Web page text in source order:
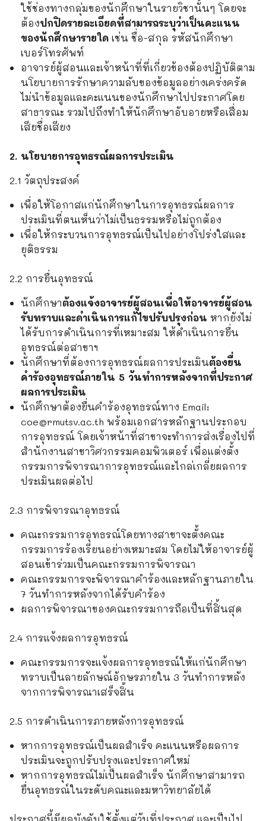
ใช้ช่องทางกลุ่มของนักศึกษาในรายวิชานั้นๆ โดยจะ
ต้องปกปิดรายละเอียดที่สามารถระบุว่าเป็นคะแนน
ของนักศึกษารายใด เช่น ชื่อ-สกุล รหัสนักศึกษา
เบอร์โทรศัพท์
อาจารย์ผู้สอนและเจ้าหน้าที่ที่เกี่ยวข้องต้องปฏิบัติตาม
นโยบายการรักษาความลับของข้อมูลอย่างเคร่งครัด
ไม่นำข้อมูลและคะแนนของนักศึกษาไปประกาศโดย
สาธารณะ รวมไปถึงทำให้นักศึกษาอับอายหรือเสื่อม
เสียชื่อเสียง
2. นโยบายการอุทธรณ์ผลการประเมิน
2.1 วัตถุประสงค์
เพื่อให้โอกาสแก่นักศึกษาในการอุทธรณ์ผลการ
ประเมินที่ตนเห็นว่าไม่เป็นธรรมหรือไม่ถูกต้อง
เพื่อให้กระบวนการอุทธรณ์เป็นไปอย่างโปร่งใสและ
ยุติธรรม
2.2 การยื่นอุทธรณ์
นักศึกษาต้องแจ้งอาจารย์ผู้สอนเพื่อให้อาจารย์ผู้สอน
รับทราบและดำเนินการแก้ไขปรับปรุงก่อน หากยังไม่
ได้รับการดำเนินการที่เหมาะสม ให้ดำเนินการยื่น
อุทธรณ์ต่อสาขาฯ
นักศึกษาที่ต้องการอุทธรณ์ผลการประเมินต้องยื่น
คำร้องอุทธรณ์ภายใน 5 วันทำการหลังจากที่ประกาศ
ผลการประเมิน
นักศึกษาต้องยื่นคำร้องอุทธรณ์ทาง Email:
coe@rmutsv.ac.th พร้อมเอกสารหลักฐานประกอบ
การอุทธรณ์ โดยเจ้าหน้าที่สาขาจะทำการส่งเรื่องไปที่
สำนักงานสาขาวิศวกรรมคอมพิวเตอร์ เพื่อแต่งตั้ง
กรรมการพิจารณาการอุทธรณ์และไกล่เกลี่ยผลการ
ประเมินผลต่อไป
2.3 การพิจารณาอุทธรณ์
คณะกรรมการอุทธรณ์โดยทางสาขาจะตั้งคณะ
กรรมการร้องเรียนอย่างเหมาะสม โดยไม่ให้อาจารย์ผู้
สอนเข้าร่วมเป็นคณะกรรมการพิจารณา
คณะกรรมการจะพิจารณาคำร้องและหลักฐานภายใน
7 วันทำการหลังจากได้รับคำร้อง
ผลการพิจารณาของคณะกรรมการถือเป็นที่สิ้นสุด
2.4 การแจ้งผลการอุทธรณ์
คณะกรรมการจะแจ้งผลการอุทธรณ์ให้แก่นักศึกษา
ทราบเป็นลายลักษณ์อักษรภายใน 3 วันทำการหลัง
จากการพิจารณาเสร็จสิ้น
2.5 การดำเนินการภายหลังการอุทธรณ์
หากการอุทธรณ์เป็นผลสำเร็จ คะแนนหรือผลการ
ประเมินจะถูกปรับปรุงและประกาศใหม่
หากการอุทธรณ์ไม่เป็นผลสำเร็จ นักศึกษาสามารถ
ยื่นอุทธรณ์ในระดับคณะและมหาวิทยาลัยได้